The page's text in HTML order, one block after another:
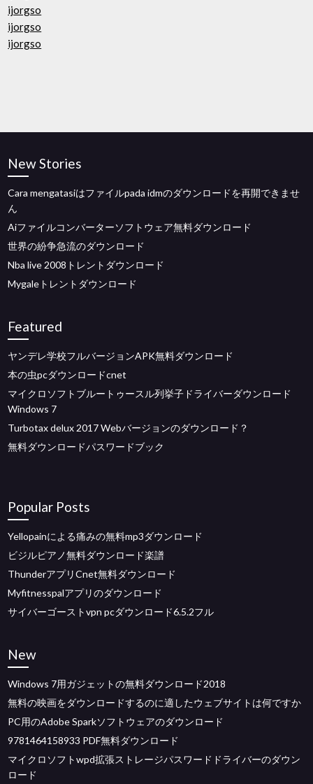
ijorgso
ijorgso
ijorgso
New Stories
Cara mengatasiはファイルpada idmのダウンロードを再開できませ
ん
Aiファイルコンバーターソフトウェア無料ダウンロード
世界の紛争急流のダウンロード
Nba live 2008トレントダウンロード
Mygaleトレントダウンロード
Featured
ヤンデレ学校フルバージョンAPK無料ダウンロード
本の虫pcダウンロードcnet
マイクロソフトブルートゥースル列挙子ドライバーダウンロード
Windows 7
Turbotax delux 2017 Webバージョンのダウンロード？
無料ダウンロードパスワードブック
Popular Posts
Yellopainによる痛みの無料mp3ダウンロード
ビジルピアノ無料ダウンロード楽譜
ThunderアプリCnet無料ダウンロード
Myfitnesspalアプリのダウンロード
サイバーゴーストvpn pcダウンロード6.5.2フル
New
Windows 7用ガジェットの無料ダウンロード2018
無料の映画をダウンロードするのに適したウェブサイトは何ですか
PC用のAdobe Sparkソフトウェアのダウンロード
9781464158933 PDF無料ダウンロード
マイクロソフトwpd拡張ストレージパスワードドライバーのダウン
ロード